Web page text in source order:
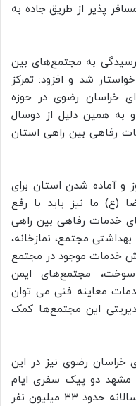
پذیر از طریق جاده به
رسیدگی به مجتمع‌های بین
شد و افزود: تمرکز
خراسان رضوی در حوزه
به همین دلیل از دوسال
رفاهی بین راهی استان
و آماده شدن استان برای
(ع) ما نیز باید با رفع
خدمات رفاهی بین راهی
مجتمع، نمازخانه،
خدمات موجود در مجتمع
مجتمع‌های ایمن
معاینه فنی می توان
این مجتمع‌ها کمک
خراسان رضوی نیز در این
دو پیک سفری ایام
دهه پایانی صفر و نوروزی را داریم و سالانه حدود ۳۳ میلیون نفر